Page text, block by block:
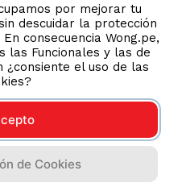
realizar transacciones
por mejorar tu
descuidar la protección
consecuencia Wong.pe,
las Funcionales y las de
¿consiente el uso de las
de Cookies